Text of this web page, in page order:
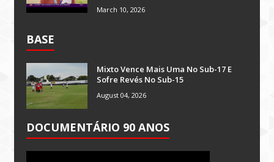
March 10, 2026
BASE
Mixto Vence Mais Uma No Sub-17 E
Sofre Revés No Sub-15
August 04, 2026
DOCUMENTÁRIO 90 ANOS